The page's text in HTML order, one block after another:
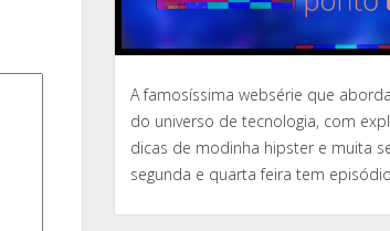
A famosíssima websérie que
do universo de tecnologia, com
dicas de modinha hipster e muita
segunda e quarta feira tem